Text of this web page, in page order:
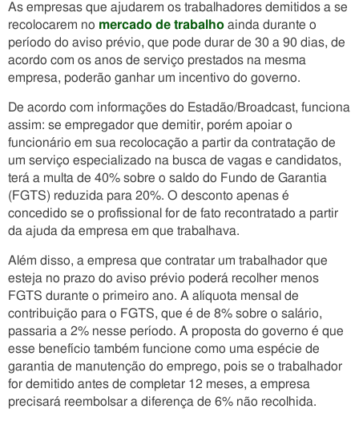
As empresas que ajudarem os trabalhadores demitidos a se
recolocarem no mercado de trabalho ainda durante o
período do aviso prévio, que pode durar de 30 a 90 dias, de
acordo com os anos de serviço prestados na mesma
empresa, poderão ganhar um incentivo do governo.
De acordo com informações do Estadão/Broadcast, funciona
assim: se empregador que demitir, porém apoiar o
funcionário em sua recolocação a partir da contratação de
um serviço especializado na busca de vagas e candidatos,
terá a multa de 40% sobre o saldo do Fundo de Garantia
(FGTS) reduzida para 20%. O desconto apenas é
concedido se o profissional for de fato recontratado a partir
da ajuda da empresa em que trabalhava.
Além disso, a empresa que contratar um trabalhador que
esteja no prazo do aviso prévio poderá recolher menos
FGTS durante o primeiro ano. A alíquota mensal de
contribuição para o FGTS, que é de 8% sobre o salário,
passaria a 2% nesse período. A proposta do governo é que
esse benefício também funcione como uma espécie de
garantia de manutenção do emprego, pois se o trabalhador
for demitido antes de completar 12 meses, a empresa
precisará reembolsar a diferença de 6% não recolhida.